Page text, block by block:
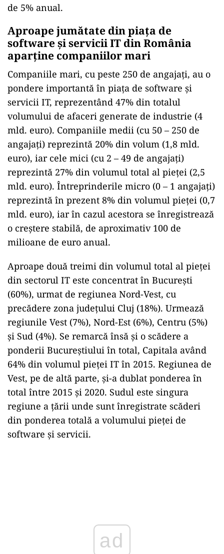
de 5% anual.
Aproape jumătate din piața de
software și servicii IT din România
aparține companiilor mari
Companiile mari, cu peste 250 de angajați, au o
pondere importantă în piața de software și
servicii IT, reprezentând 47% din totalul
volumului de afaceri generate de industrie (4
mld. euro). Companiile medii (cu 50 – 250 de
angajați) reprezintă 20% din volum (1,8 mld.
euro), iar cele mici (cu 2 – 49 de angajați)
reprezintă 27% din volumul total al pieței (2,5
mld. euro). Întreprinderile micro (0 – 1 angajați)
reprezintă în prezent 8% din volumul pieței (0,7
mld. euro), iar în cazul acestora se înregistrează
o creștere stabilă, de aproximativ 100 de
milioane de euro anual.
Aproape două treimi din volumul total al pieței
din sectorul IT este concentrat în București
(60%), urmat de regiunea Nord-Vest, cu
precădere zona județului Cluj (18%). Urmează
regiunile Vest (7%), Nord-Est (6%), Centru (5%)
și Sud (4%). Se remarcă însă și o scădere a
ponderii Bucureștiului în total, Capitala având
64% din volumul pieței IT în 2015. Regiunea de
Vest, pe de altă parte, și-a dublat ponderea în
total între 2015 și 2020. Sudul este singura
regiune a țării unde sunt înregistrate scăderi
din ponderea totală a volumului pieței de
software și servicii.
ad